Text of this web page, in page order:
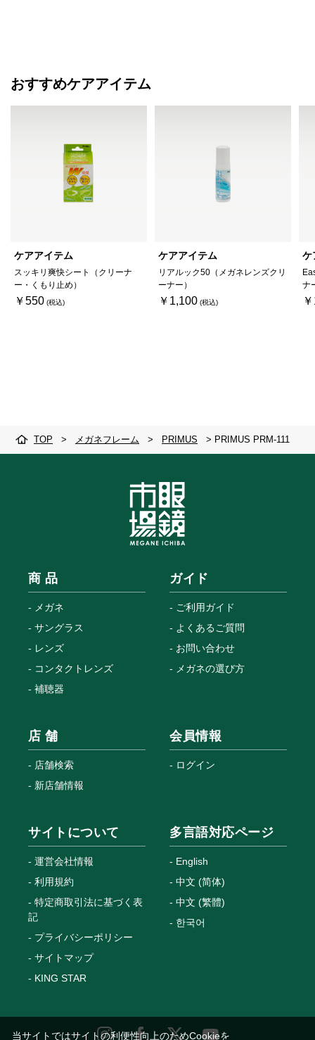
おすすめケアアイテム
ケアアイテム
スッキリ爽快シート（クリーナ
ー・くもり止め）
￥550
ケアアイテム
リアルック50（メガネレンズクリ
ーナー）
￥1,100
ケ
ナ
TOP > メガネフレーム > PRIMUS > PRIMUS PRM-111
商 品
メガネ
サングラス
レンズ
コンタクトレンズ
補聴器
ガイド
ご利用ガイド
よくあるご質問
お問い合わせ
メガネの選び方
店 舗
店舗検索
新店舗情報
会員情報
ログイン
サイトについて
運営会社情報
利用規約
特定商取引法に基づく表
記
プライバシーポリシー
サイトマップ
KING STAR
多言語対応ページ
English
中文 (简体)
中文 (繁體)
한국어
当サイトではサイトの利便性向上のためCookieを